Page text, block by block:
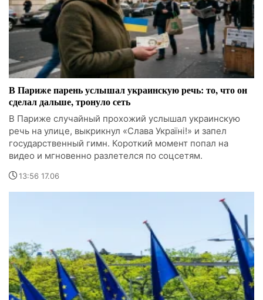
В Париже парень услышал украинскую речь: то, что он
сделал дальше, тронуло сеть
В Париже случайный прохожий услышал украинскую
речь на улице, выкрикнул «Слава Україні!» и запел
государственный гимн. Короткий момент попал на
видео и мгновенно разлетелся по соцсетям.
13:56 17.06